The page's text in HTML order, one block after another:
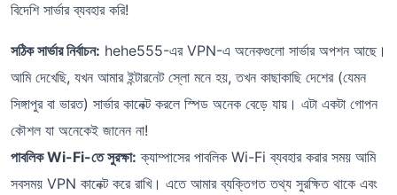
বিদেশি সার্ভার ব্যবহার করি!
সঠিক সার্ভার নির্বাচন: hehe555-এর VPN-এ অনেকগুলো সার্ভার অপশন আছে।
আমি দেখেছি, যখন আমার ইন্টারনেট স্লো মনে হয়, তখন কাছাকাছি দেশের (যেমন
সিঙ্গাপুর বা ভারত) সার্ভার কানেক্ট করলে স্পিড অনেক বেড়ে যায়। এটা একটা গোপন
কৌশল যা অনেকেই জানেন না!
পাবলিক Wi-Fi-তে সুরক্ষা: ক্যাম্পাসের পাবলিক Wi-Fi ব্যবহার করার সময় আমি
সবসময় VPN কানেক্ট করে রাখি। এতে আমার ব্যক্তিগত তথ্য সুরক্ষিত থাকে এবং